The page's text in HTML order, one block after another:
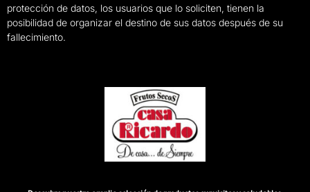
protección de datos, los usuarios que lo soliciten, tienen la
posibilidad de organizar el destino de sus datos después de su
fallecimiento.